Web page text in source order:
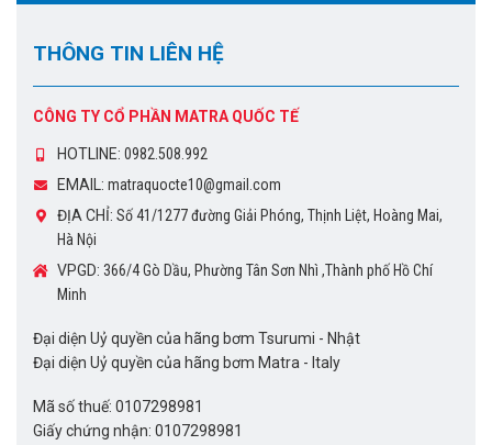
THÔNG TIN LIÊN HỆ
CÔNG TY CỔ PHẦN MATRA QUỐC TẾ
HOTLINE: 0982.508.992
EMAIL: matraquocte10@gmail.com
ĐỊA CHỈ: Số 41/1277 đường Giải Phóng, Thịnh Liệt, Hoàng Mai,
Hà Nội
VPGD: 366/4 Gò Dầu, Phường Tân Sơn Nhì ,Thành phố Hồ Chí
Minh
Đại diện Uỷ quyền của hãng bơm Tsurumi - Nhật
Đại diện Uỷ quyền của hãng bơm Matra - Italy
Mã số thuế: 0107298981
Giấy chứng nhận: 0107298981